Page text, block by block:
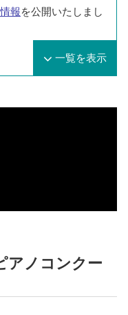
報を公開いたしまし
一覧を表示
アノコンクー